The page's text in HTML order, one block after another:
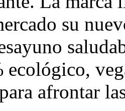
su
ecológico,
afrontar